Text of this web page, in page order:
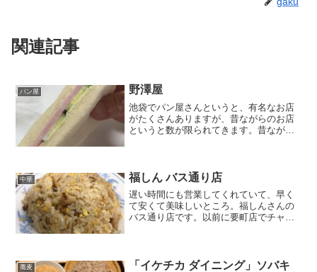
関連記事
パン屋 野澤屋
池袋でパン屋さんというと、有名なお店
がたくさんありますが、昔ながらのお店
というと数が限られてきます。昔ながら
舗。みつわベーカリー、...
中華 福しん バス通り店
遅い時間にも営業してくれていて、早く
て安くて美味しいところ。福しんさんの
バス通り店です。以前に要町店でチャー
興味の無い方は飛ばしてく...
蕎麦
「イケチカ ダイニング」ソバキ